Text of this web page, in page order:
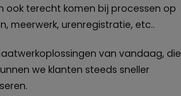
ook terecht komen bij processen op
meerwerk, urenregistratie, etc..
van vandaag, die
we klanten steeds sneller